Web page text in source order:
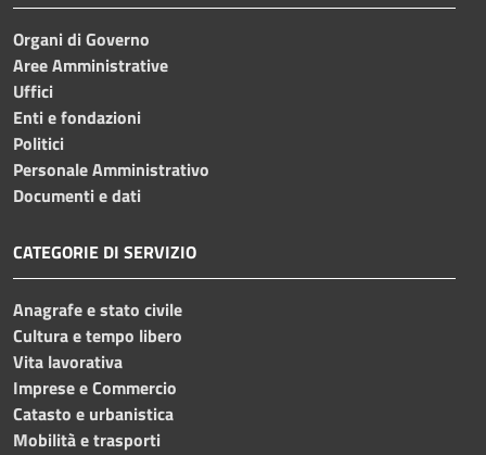
Organi di Governo
Aree Amministrative
Uffici
Enti e fondazioni
Politici
Personale Amministrativo
Documenti e dati
CATEGORIE DI SERVIZIO
Anagrafe e stato civile
Cultura e tempo libero
Vita lavorativa
Imprese e Commercio
Catasto e urbanistica
Mobilità e trasporti